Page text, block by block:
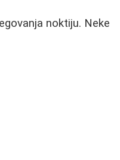
noktiju. Neke